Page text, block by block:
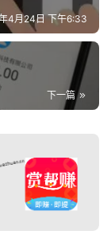
4月24日 下午6:33
下一篇